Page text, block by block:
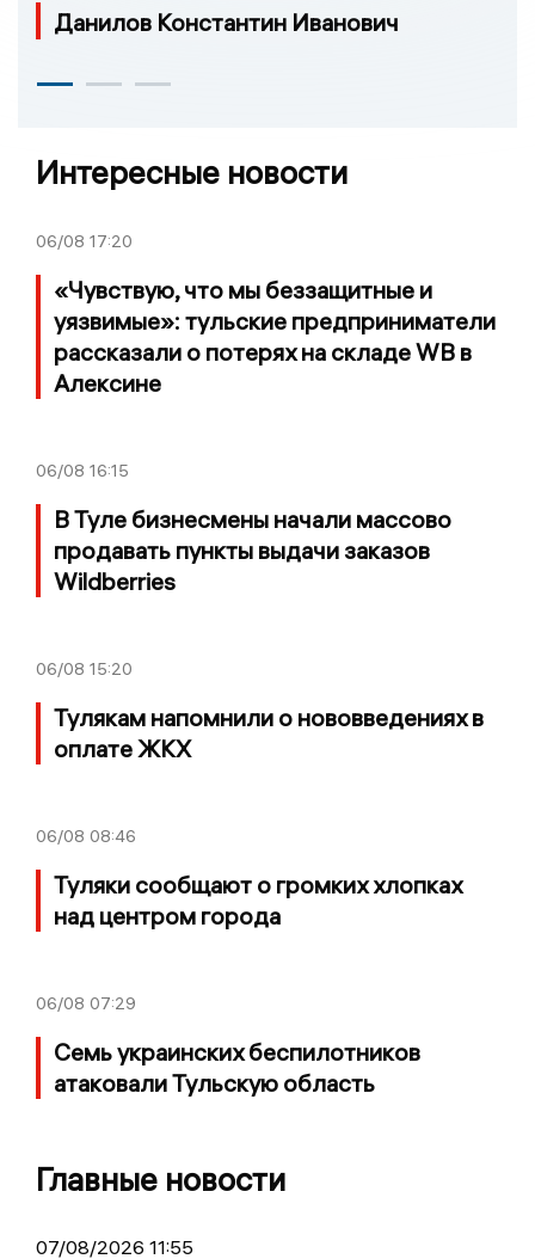
Данилов Константин Иванович
Интересные новости
06/08 17:20
«Чувствую, что мы беззащитные и
уязвимые»: тульские предприниматели
рассказали о потерях на складе WB в
Алексине
06/08 16:15
В Туле бизнесмены начали массово
продавать пункты выдачи заказов
Wildberries
06/08 15:20
Тулякам напомнили о нововведениях в
оплате ЖКХ
06/08 08:46
Туляки сообщают о громких хлопках
над центром города
06/08 07:29
Семь украинских беспилотников
атаковали Тульскую область
Главные новости
07/08/2026 11:55